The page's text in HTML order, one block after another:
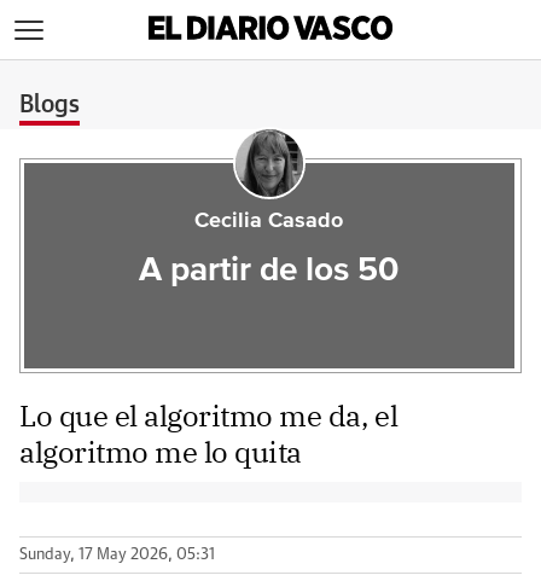
Blogs
Cecilia Casado
A partir de los 50
Lo que el algoritmo me da, el
algoritmo me lo quita
Sunday, 17 May 2026, 05:31